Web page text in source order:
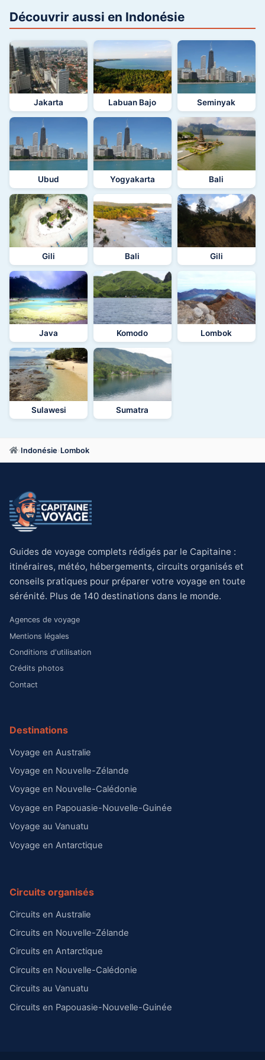
Découvrir aussi en Indonésie
Jakarta Labuan Bajo Seminyak
Ubud Yogyakarta Bali
Gili Bali Gili
Java Komodo Lombok
Sulawesi Sumatra
› Indonésie› Lombok
Guides de voyage complets rédigés par le Capitaine :
itinéraires, météo, hébergements, circuits organisés et
conseils pratiques pour préparer votre voyage en toute
sérénité. Plus de 140 destinations dans le monde.
Agences de voyage
Mentions légales
Conditions d'utilisation
Crédits photos
Contact
Destinations
Voyage en Australie
Voyage en Nouvelle-Zélande
Voyage en Nouvelle-Calédonie
Voyage en Papouasie-Nouvelle-Guinée
Voyage au Vanuatu
Voyage en Antarctique
Circuits organisés
Circuits en Australie
Circuits en Nouvelle-Zélande
Circuits en Antarctique
Circuits en Nouvelle-Calédonie
Circuits au Vanuatu
Circuits en Papouasie-Nouvelle-Guinée